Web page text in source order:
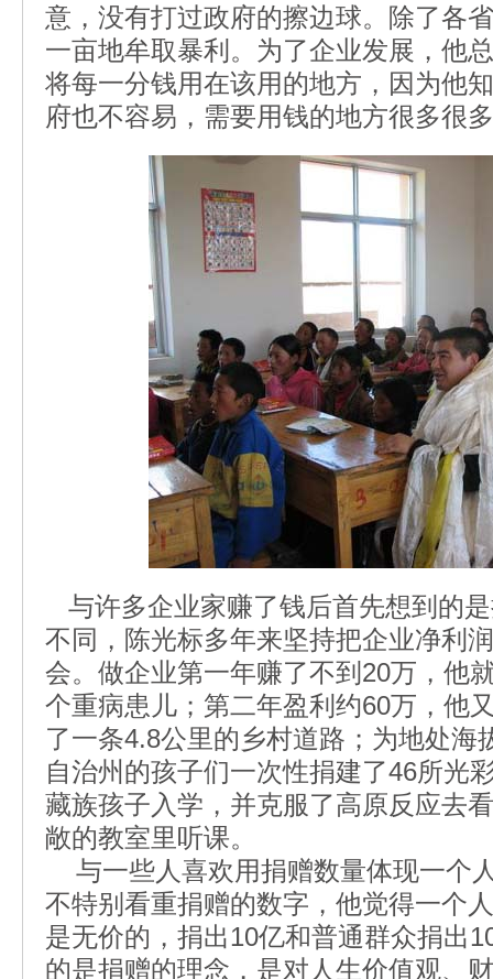
意，没有打过政府的擦边球。除了各
一亩地牟取暴利。为了企业发展，他
将每一分钱用在该用的地方，因为他
府也不容易，需要用钱的地方很多很
与许多企业家赚了钱后首先想到的
不同，陈光标多年来坚持把企业净利
会。做企业第一年赚了不到20万，他
个重病患儿；第二年盈利约60万，他
了一条4.8公里的乡村道路；为地处海
自治州的孩子们一次性捐建了46所光
藏族孩子入学，并克服了高原反应去
敞的教室里听课。
与一些人喜欢用捐赠数量体现一个
不特别看重捐赠的数字，他觉得一个
是无价的，捐出10亿和普通群众捐出
的是捐赠的理念，是对人生价值观、